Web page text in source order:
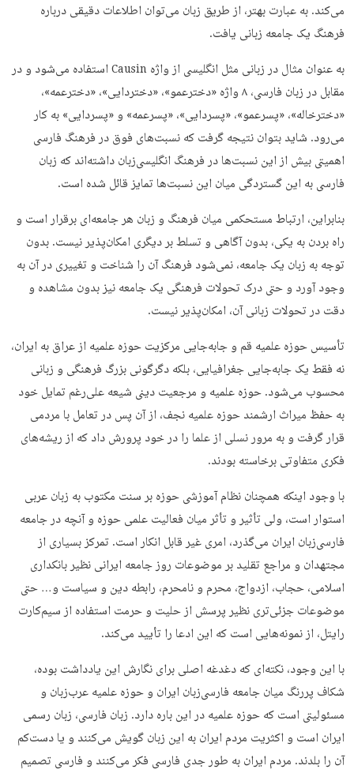
می‌کند. به عبارت بهتر، از طریق زبان می‌توان اطلاعات دقیقی درباره
فرهنگ یک جامعه زبانی یافت.
به عنوان مثال در زبانی مثل انگلیسی از واژه Causin استفاده می‌شود و در
مقابل در زبان فارسی، ۸ واژه «دخترعمو»،‌ «دختردایی»، «دخترعمه»،
«دخترخاله»، «پسرعمو»،‌ «پسردایی»، «پسرعمه» و «پسردایی» به کار
می‌رود. شاید بتوان نتیجه گرفت که نسبت‌های فوق در فرهنگ فارسی
اهمیتی بیش از این نسبت‌ها در فرهنگ انگلیسی‌زبان داشته‌اند که زبان
فارسی به این گستردگی میان این نسبت‌ها تمایز قائل شده است.
بنابراین، ارتباط مستحکمی میان فرهنگ و زبان هر جامعه‌ای برقرار است و
راه بردن به یکی، بدون آگاهی و تسلط بر دیگری امکان‌پذیر نیست. بدون
توجه به زبان یک جامعه، نمی‌شود فرهنگ آن را شناخت و تغییری در آن به
وجود آورد و حتی درک تحولات فرهنگی یک جامعه نیز بدون مشاهده و
دقت در تحولات زبانی آن، امکان‌پذیر نیست.
تأسیس حوزه علمیه قم و جابه‌جایی مرکزیت حوزه علمیه از عراق به ایران،
نه فقط یک جابه‌جایی جغرافیایی، بلکه دگرگونی بزرگ فرهنگی و زبانی
محسوب می‌شود. حوزه علمیه و مرجعیت دینی شیعه علی‌رغم تمایل خود
به حفظ میراث ارشمند حوزه علمیه نجف، از آن پس در تعامل با مردمی
قرار گرفت و به مرور نسلی از علما را در خود پرورش داد که از ریشه‌های
فکری متفاوتی برخاسته بودند.
با وجود اینکه همچنان نظام آموزشی حوزه بر سنت مکتوب به زبان عربی
استوار است، ولی تأثیر و تأثر میان فعالیت علمی حوزه و آنچه در جامعه
فارسی‌زبان ایران می‌گذرد، امری غیر قابل انکار است. تمرکز بسیاری از
مجتهدان و مراجع تقلید بر موضوعات روز جامعه ایرانی نظیر بانکداری
اسلامی، حجاب، ازدواج، محرم و نامحرم، رابطه دین و سیاست و… حتی
موضوعات جزئی‌تری نظیر پرسش از حلیت و حرمت استفاده از سیم‌کارت
رایتل، از نمونه‌هایی است که این ادعا را تأیید می‌کند.
با این وجود، نکته‌ای که دغدغه اصلی برای نگارش این یادداشت بوده،
شکاف پررنگ میان جامعه فارسی‌زبان ایران و حوزه علمیه عرب‌زبان و
مسئولیتی است که حوزه علمیه در این باره دارد. زبان فارسی، زبان رسمی
ایران است و اکثریت مردم ایران به این زبان گویش می‌کنند و یا دست‌کم
آن را بلدند. مردم ایران به طور جدی فارسی فکر می‌کنند و فارسی تصمیم